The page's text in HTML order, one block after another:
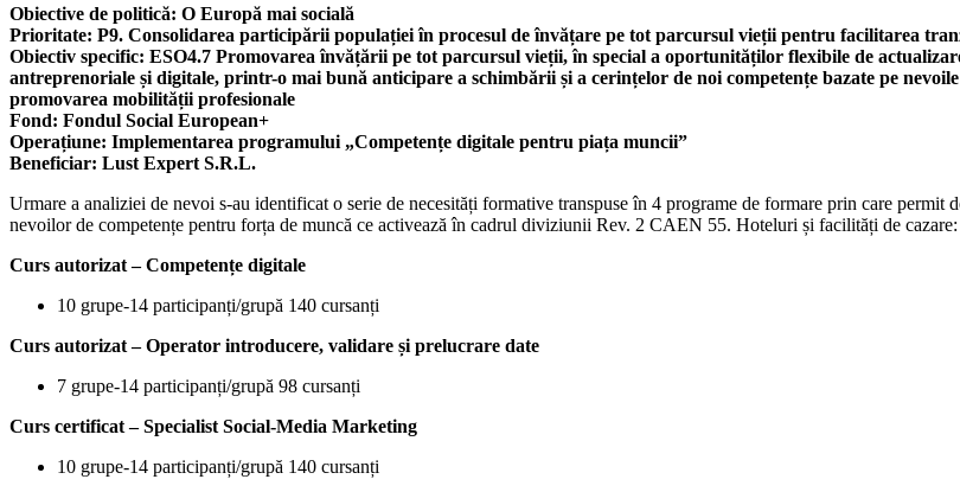
Obiective de politică: O Europă mai socială
Prioritate: P9. Consolidarea participării populației în procesul de învățare pe tot parcursul vieții pentru facilitarea
Obiectiv specific: ESO4.7 Promovarea învățării pe tot parcursul vieții, în special a oportunităților flexibile de
antreprenoriale și digitale, printr-o mai bună anticipare a schimbării și a cerințelor de noi competențe bazate pe
promovarea mobilității profesionale
Fond: Fondul Social European+
Operațiune: Implementarea programului „Competențe digitale pentru piața muncii”
Beneficiar: Lust Expert S.R.L.
Urmare a analiziei de nevoi s-au identificat o serie de necesități formative transpuse în 4 programe de formare prin care
nevoilor de competențe pentru forța de muncă ce activează în cadrul diviziunii Rev. 2 CAEN 55. Hoteluri și facilități de cazare:
Curs autorizat – Competențe digitale
10 grupe-14 participanți/grupă 140 cursanți
Curs autorizat – Operator introducere, validare și prelucrare date
7 grupe-14 participanți/grupă 98 cursanți
Curs certificat – Specialist Social-Media Marketing
10 grupe-14 participanți/grupă 140 cursanți